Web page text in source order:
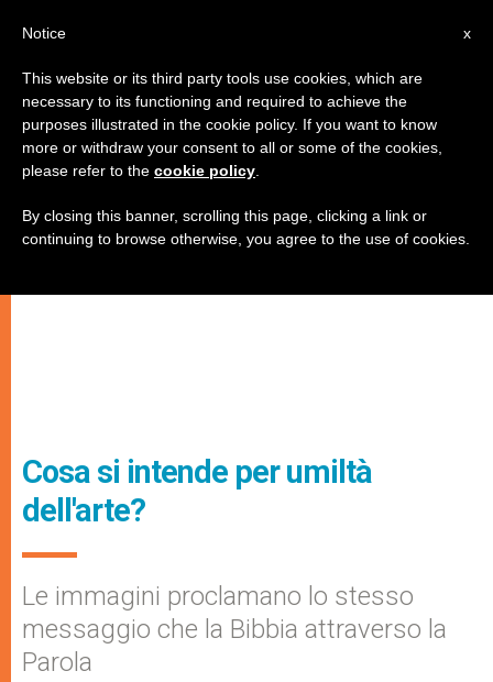
Cosa si intende per umiltà
dell'arte?
Le immagini proclamano lo stesso
messaggio che la Bibbia attraverso la
Parola
x
Notice
This website or its third party tools use cookies, which are
necessary to its functioning and required to achieve the
purposes illustrated in the cookie policy. If you want to know
more or withdraw your consent to all or some of the cookies,
please refer to the cookie policy
By closing this banner, scrolling this page, clicking a link or
continuing to browse otherwise, you agree to the use of cookies.